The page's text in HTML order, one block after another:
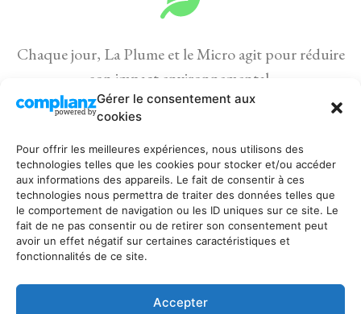
Gérer le consentement aux
cookies
Pour offrir les meilleures expériences, nous utilisons des
technologies telles que les cookies pour stocker et/ou accéder
aux informations des appareils. Le fait de consentir à ces
technologies nous permettra de traiter des données telles que
le comportement de navigation ou les ID uniques sur ce site. Le
fait de ne pas consentir ou de retirer son consentement peut
avoir un effet négatif sur certaines caractéristiques et
fonctionnalités de ce site.
Accepter
Chaque jour, La Plume et le Micro agit pour réduire
son impact environnemental.
Nous sommes une entreprise « zéro papier ».
Pour nos rendez-vous, nous utilisons prioritairement la
marche à pied, le vélo ou les transports en commun.
Pour ses déplacements en voiture, La Plume et le
Micro roule en véhicule hybride.